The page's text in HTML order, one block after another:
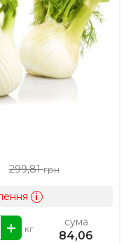
299,81грн
i
кг сума
84,06